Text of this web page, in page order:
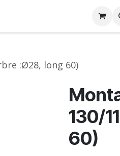
:Ø28, long 60)
130/
60)